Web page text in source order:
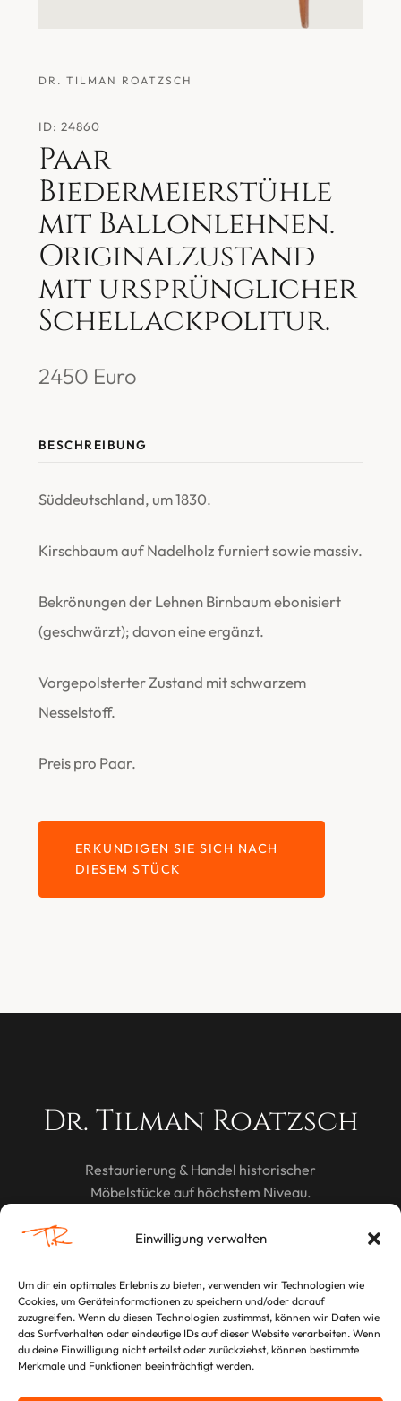
Einwilligung verwalten
Um dir ein optimales Erlebnis zu bieten, verwenden wir Technologien wie
Cookies, um Geräteinformationen zu speichern und/oder darauf
zuzugreifen. Wenn du diesen Technologien zustimmst, können wir Daten wie
das Surfverhalten oder eindeutige IDs auf dieser Website verarbeiten. Wenn
du deine Einwilligung nicht erteilst oder zurückziehst, können bestimmte
Merkmale und Funktionen beeinträchtigt werden.
DR. TILMAN ROATZSCH
ID: 24860
Paar
Biedermeierstühle
mit Ballonlehnen.
Originalzustand
mit ursprünglicher
Schellackpolitur.
2450 Euro
BESCHREIBUNG
Süddeutschland, um 1830.
Kirschbaum auf Nadelholz furniert sowie massiv.
Bekrönungen der Lehnen Birnbaum ebonisiert
(geschwärzt); davon eine ergänzt.
Vorgepolsterter Zustand mit schwarzem
Nesselstoff.
Preis pro Paar.
ERKUNDIGEN SIE SICH NACH
DIESEM STÜCK
Dr. Tilman Roatzsch
Restaurierung & Handel historischer
Möbelstücke auf höchstem Niveau.
RECHTLICHES
Impressum